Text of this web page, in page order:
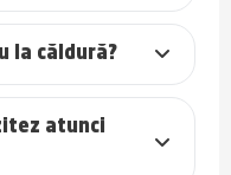
la căldură?
atunci